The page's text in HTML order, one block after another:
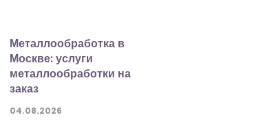
Металлообработка в
Москве: услуги
металлообработки на
заказ
04.08.2026